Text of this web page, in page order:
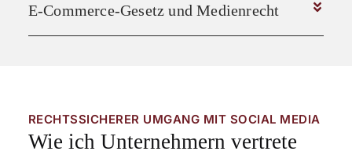
E-Commerce-Gesetz und Medienrecht
RECHTSSICHERER UMGANG MIT SOCIAL MEDIA
Wie ich Unternehmern vertrete